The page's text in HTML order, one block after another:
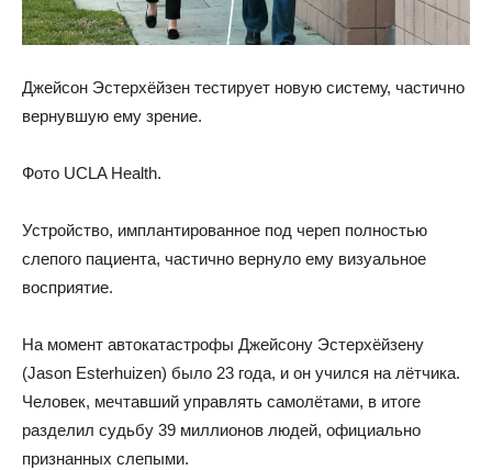
Джейсон Эстерхёйзен тестирует новую систему, частично
вернувшую ему зрение.
Фото UCLA Health.
Устройство, имплантированное под череп полностью
слепого пациента, частично вернуло ему визуальное
восприятие.
На момент автокатастрофы Джейсону Эстерхёйзену
(Jason Esterhuizen) было 23 года, и он учился на лётчика.
Человек, мечтавший управлять самолётами, в итоге
разделил судьбу 39 миллионов людей, официально
признанных слепыми.